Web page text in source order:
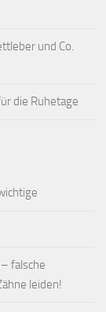
und Co.
die Ruhetage
falsche
leiden!